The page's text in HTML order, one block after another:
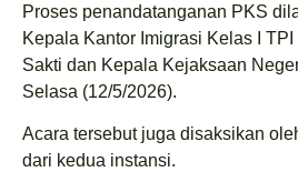
Proses penandatanganan PKS
Kepala Kantor Imigrasi Kelas I
Sakti dan Kepala Kejaksaan
Selasa (12/5/2026).
Acara tersebut juga disaksikan
dari kedua instansi.